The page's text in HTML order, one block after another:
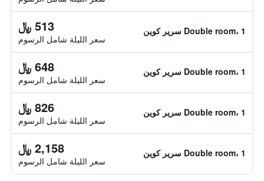
Double room، 1 سرير كوين 513 ﷼
سعر الليلة شامل الرسوم
Double room، 1 سرير كوين 648 ﷼
سعر الليلة شامل الرسوم
Double room، 1 سرير كوين 826 ﷼
سعر الليلة شامل الرسوم
Double room، 1 سرير كوين 2,158 ﷼
سعر الليلة شامل الرسوم